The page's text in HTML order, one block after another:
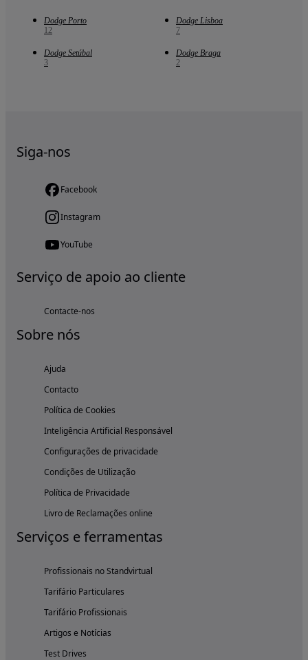
Dodge Porto
12
Dodge Lisboa
7
Dodge Setúbal
3
Dodge Braga
2
Siga-nos
Facebook
Instagram
YouTube
Serviço de apoio ao cliente
Contacte-nos
Sobre nós
Ajuda
Contacto
Política de Cookies
Inteligência Artificial Responsável
Configurações de privacidade
Condições de Utilização
Política de Privacidade
Livro de Reclamações online
Serviços e ferramentas
Profissionais no Standvirtual
Tarifário Particulares
Tarifário Profissionais
Artigos e Notícias
Test Drives